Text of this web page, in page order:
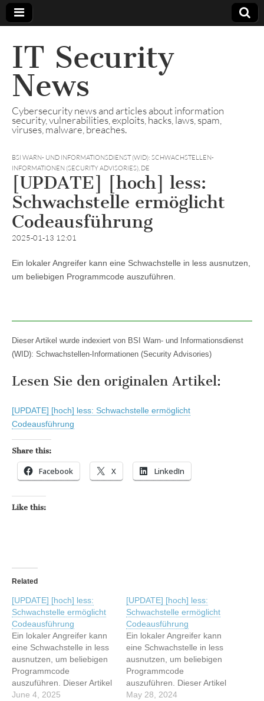
IT Security
News
Cybersecurity news and articles about information
security, vulnerabilities, exploits, hacks, laws, spam,
viruses, malware, breaches.
BSI WARN- UND INFORMATIONSDIENST (WID): SCHWACHSTELLEN-
INFORMATIONEN (SECURITY ADVISORIES), DE
[UPDATE] [hoch] less:
Schwachstelle ermöglicht
Codeausführung
2025-01-13 12:01
Ein lokaler Angreifer kann eine Schwachstelle in less ausnutzen,
um beliebigen Programmcode auszuführen.
Dieser Artikel wurde indexiert von BSI Warn- und Informationsdienst
(WID): Schwachstellen-Informationen (Security Advisories)
Lesen Sie den originalen Artikel:
[UPDATE] [hoch] less: Schwachstelle ermöglicht
Codeausführung
Share this:
Facebook X LinkedIn
Like this:
Related
[UPDATE] [hoch] less:
Schwachstelle ermöglicht
Codeausführung
Ein lokaler Angreifer kann
eine Schwachstelle in less
ausnutzen, um beliebigen
Programmcode
auszuführen. Dieser Artikel
wurde indexiert von BSI
June 4, 2025
[UPDATE] [hoch] less:
Schwachstelle ermöglicht
Codeausführung
Ein lokaler Angreifer kann
eine Schwachstelle in less
ausnutzen, um beliebigen
Programmcode
auszuführen. Dieser Artikel
wurde indexiert von BSI
May 28, 2024